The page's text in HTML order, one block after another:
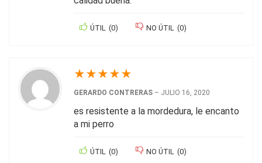
ÚTIL (0) NO ÚTIL (0)
★★★★★
GERARDO CONTRERAS – JULIO 16, 2020
es resistente a la mordedura, le encanto
a mi perro
ÚTIL (0) NO ÚTIL (0)